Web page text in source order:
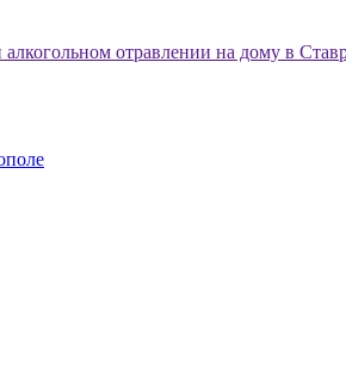
отравлении на дому в